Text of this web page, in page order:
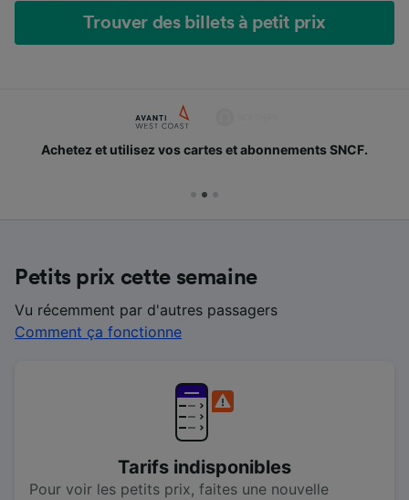
Trouver des billets à petit prix
Achetez et utilisez vos cartes et abonnements SNCF.
Petits prix cette semaine
Vu récemment par d'autres passagers
Comment ça fonctionne
Tarifs indisponibles
Pour voir les petits prix, faites une nouvelle